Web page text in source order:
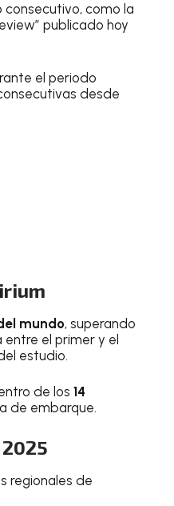
consecutivo, como la
publicado hoy
el periodo
desde
mundo, superando
entre el primer y el
estudio.
de los 14
de embarque.
regionales de